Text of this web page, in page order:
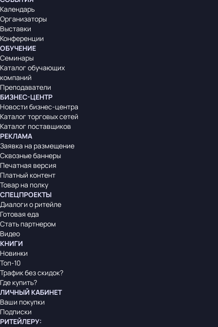
Календарь
Организаторы
Выставки
Конференции
ОБУЧЕНИЕ
Семинары
Каталог обучающих
компаний
Преподаватели
БИЗНЕС-ЦЕНТР
Новости бизнес-центра
Каталог торговых сетей
Каталог поставщиков
РЕКЛАМА
Заявка на размещение
Сквозные баннеры
Печатная версия
Платный контент
Товар на полку
СПЕЦПРОЕКТЫ
Диалоги о ритейле
Готовая еда
Стать партнером
Видео
КНИГИ
Новинки
Топ-10
Трафик без скидок?
Где купить?
ЛИЧНЫЙ КАБИНЕТ
Ваши покупки
Подписки
РИТЕЙЛЕРУ: